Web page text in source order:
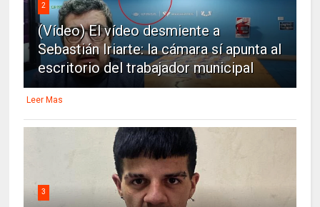
2
(Vídeo) El vídeo desmiente a
Sebastián Iriarte: la cámara sí apunta al
escritorio del trabajador municipal
Leer Mas
3